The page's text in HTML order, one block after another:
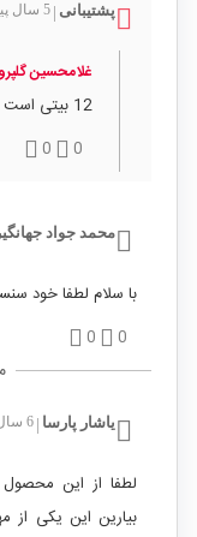
پشتیبانی 5 سال پیش
غلامحسين
12 بیتی است و می توانید به میکروکنترلر وصل کنید.
0
0
محمد جواد
با سلام لطفا خود
0
0
یاشار پارسا 6 سال پیش
لطفا از این
بیارین این یکی از